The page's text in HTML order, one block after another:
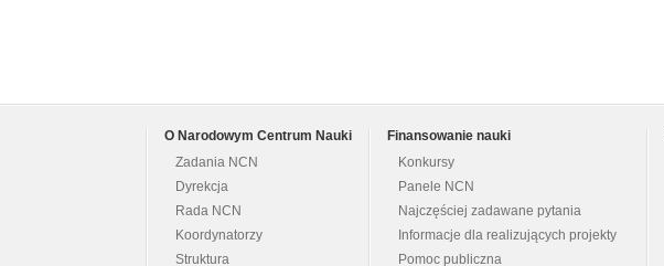
O Narodowym Centrum Nauki
Zadania NCN
Dyrekcja
Rada NCN
Koordynatorzy
Struktura
Finansowanie nauki
Konkursy
Panele NCN
Najczęściej zadawane pytania
Informacje dla realizujących projekty
Pomoc publiczna